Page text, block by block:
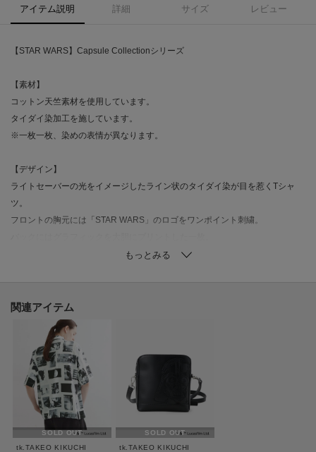
アイテム説明 詳細 サイズ レビュー
【STAR WARS】Capsule Collectionシリーズ
【素材】
コットン天竺素材を使用しています。
タイダイ染加工を施しています。
※一枚一枚、染めの表情が異なります。
【デザイン】
ライトセーバーの光をイメージしたライン状のタイダイ染が目を惹くTシャ
ツ。
フロントの胸元には「STAR WARS」のロゴをワンポイント刺繍。
カラーによってデザインが異なります。
ブラック（019）：『スター・ウォーズ／ファントム・メナス（エピソード
1）』の映画ビジュアルをプリント
ブラックのフロント刺繍ロゴは蓄光糸を使用しており、暗闇で光ります。
【推奨サイズ】
02サイズ（M）：165～175cm
03サイズ（L）：170～180cm
※標準体型を基にした目安になります。
関連アイテム
SOLD OUT
tk.TAKEO KIKUCHI
SOLD OUT
tk.TAKEO KIKUCHI